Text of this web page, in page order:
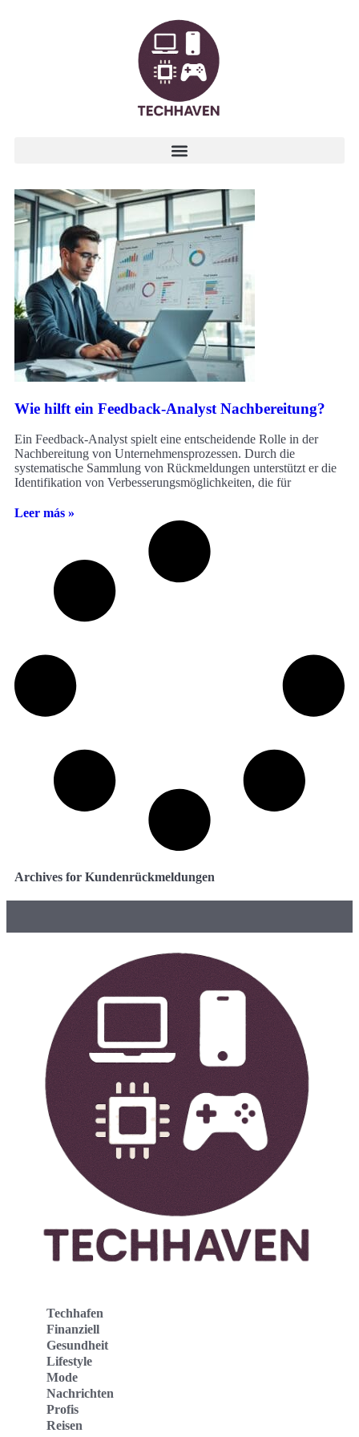
Wie hilft ein Feedback-Analyst Nachbereitung?
Ein Feedback-Analyst spielt eine entscheidende Rolle in der
Nachbereitung von Unternehmensprozessen. Durch die
systematische Sammlung von Rückmeldungen unterstützt er die
Identifikation von Verbesserungsmöglichkeiten, die für
Leer más »
Archives for Kundenrückmeldungen
Techhafen
Finanziell
Gesundheit
Lifestyle
Mode
Nachrichten
Profis
Reisen